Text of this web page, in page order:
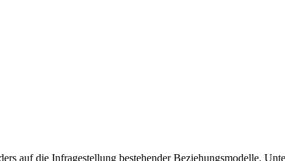
auf die Infragestellung bestehender Beziehungsmodelle.